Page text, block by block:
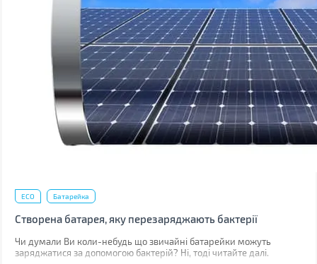
ECO Батарейка
Створена батарея, яку перезаряджають бактерії
Чи думали Ви коли-небудь що звичайні батарейки можуть
заряджатися за допомогою бактерій? Ні, тоді читайте далі.